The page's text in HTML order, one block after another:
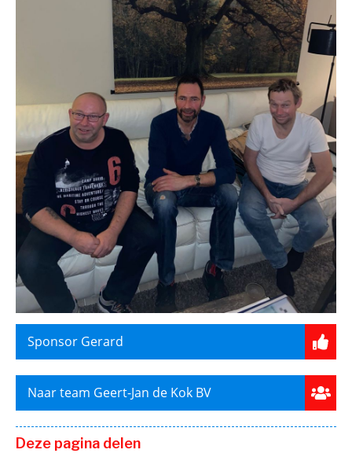
Sponsor Gerard
Naar team Geert-Jan de Kok BV
Deze pagina delen